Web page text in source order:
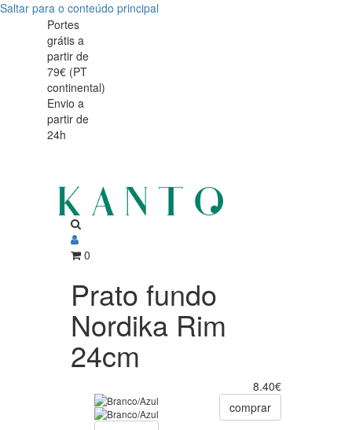
Saltar para o conteúdo principal
Prato
fundo
Nordika
Rim
24cm
Prato
fundo
Nordika
24cm
Portes
grátis a
partir de
79€ (PT
continental)
Envio a
partir de
24h
0
Prato fundo
Nordika Rim
24cm
8.40€
comprar